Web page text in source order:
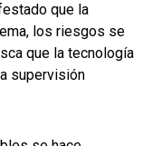
que la
los riesgos se
que la tecnología
supervisión